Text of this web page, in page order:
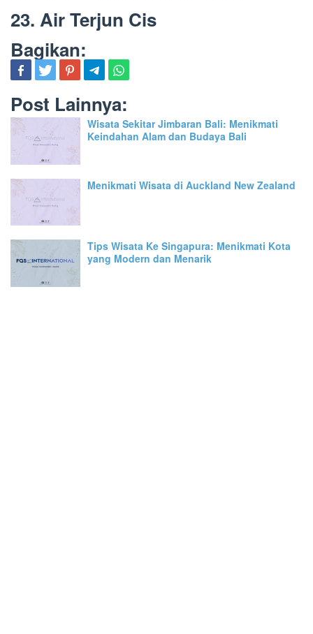
23. Air Terjun Cis
Bagikan:
Post Lainnya:
Wisata Sekitar Jimbaran Bali: Menikmati
Keindahan Alam dan Budaya Bali
Menikmati Wisata di Auckland New Zealand
Tips Wisata Ke Singapura: Menikmati Kota
yang Modern dan Menarik